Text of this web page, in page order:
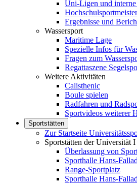
Uni-Ligen und
Ergebnisse und
Wassersport
Maritime Lage
Spezielle Infos für
Fragen zum
Regattaszene
Weitere Aktivitäten
Calisthenic
Boule spielen
Radfahren und
Sportvideos weiterer
Sportstätten
Zur Startseite
Sportstätten der Universität I
Überlassung von
Sporthalle Hans-
Range-Sportplatz
Sporthalle Hans-